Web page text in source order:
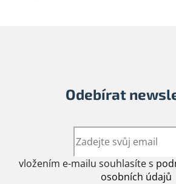
Odebírat
vložením e-mailu souhlasíte s
osobních údajů